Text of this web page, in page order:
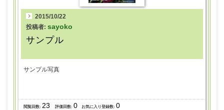
2015/10/22
投稿者: sayoko
サンプル
閲覧回数: 23 評価回数: 0お気に入り登録数: 0
サンプル写真